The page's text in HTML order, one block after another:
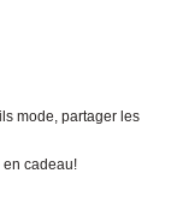
mode, partager les
en cadeau!